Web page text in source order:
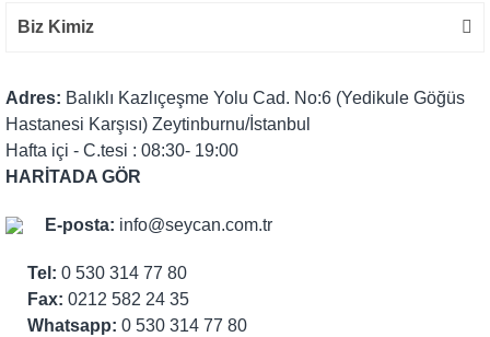
Biz Kimiz
Adres: Balıklı Kazlıçeşme Yolu Cad. No:6 (Yedikule Göğüs
Hastanesi Karşısı) Zeytinburnu/İstanbul
Hafta içi - C.tesi : 08:30- 19:00
HARİTADA GÖR
E-posta: info@seycan.com.tr
Tel: 0 530 314 77 80
Fax: 0212 582 24 35
Whatsapp: 0 530 314 77 80